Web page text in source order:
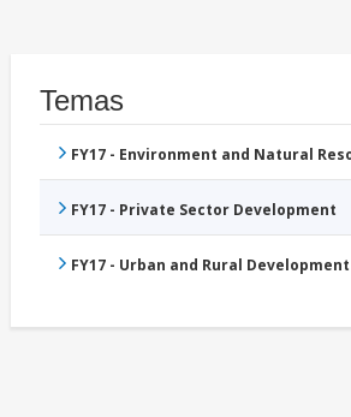
Temas
FY17 - Environment and Natural
FY17 - Private Sector Development
FY17 - Urban and Rural Development